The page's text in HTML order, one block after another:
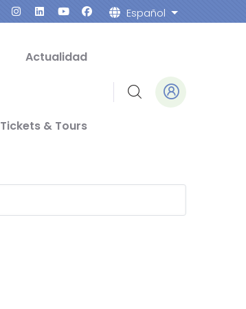
Español Lista
Actualidad
Tickets & Tours